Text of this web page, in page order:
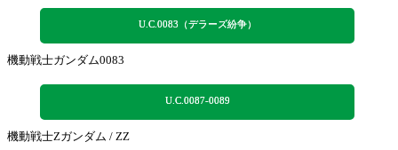
U.C.0083（デラーズ紛争）
機動戦士ガンダム0083
U.C.0087-0089
機動戦士Zガンダム / ZZ